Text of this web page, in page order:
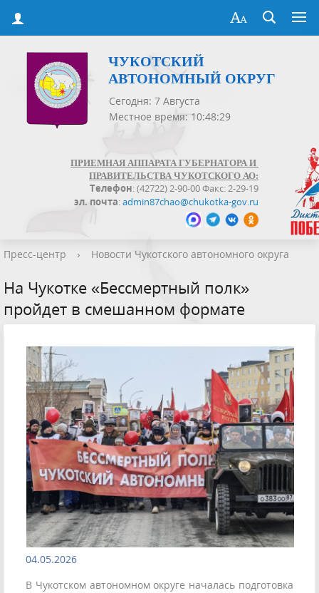
ЧУКОТСКИЙ
АВТОНОМНЫЙ ОКРУГ
Сегодня: 7 Августа
Местное время: 10:48:30
ПРИЕМНАЯ АППАРАТА ГУБЕРНАТОРА И
ПРАВИТЕЛЬСТВА ЧУКОТСКОГО АО:
Телефон: (42722) 2-90-00 Факс: 2-29-19
эл. почта:admin87chao@chukotka-gov.ru
Пресс-центр › Новости Чукотского автономного округа
На Чукотке «Бессмертный полк»
пройдет в смешанном формате
04.05.2026
В Чукотском автономном округе началась подготовка